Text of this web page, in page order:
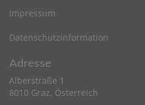
Impressum
Datenschutzinformation
Adresse
Alberstraße 1
8010 Graz, Österreich